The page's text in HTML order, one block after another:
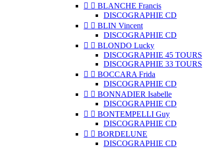
  BLANCHE Francis
DISCOGRAPHIE CD
  BLIN Vincent
DISCOGRAPHIE CD
  BLONDO Lucky
DISCOGRAPHIE 45 TOURS
DISCOGRAPHIE 33 TOURS
  BOCCARA Frida
DISCOGRAPHIE CD
  BONNADIER Isabelle
DISCOGRAPHIE CD
  BONTEMPELLI Guy
DISCOGRAPHIE CD
  BORDELUNE
DISCOGRAPHIE CD